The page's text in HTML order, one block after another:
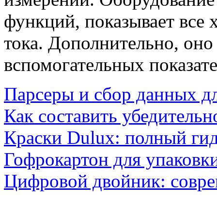
функций, показывает все
тока. Дополнительно,
вспомогательных
Парсеры и сбор данных
Как составить
Краски Dulux: полный
Гофрокартон для
Цифровой двойник: